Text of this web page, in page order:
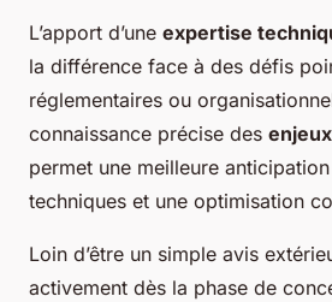
L’apport d’une expertise
la différence face à des défis
réglementaires ou
connaissance précise des
permet une meilleure
techniques et une optimisation
Loin d’être un simple avis
activement dès la phase de